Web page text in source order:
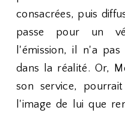
consacrées, puis
passe pour un
l'émission, il n'a
dans la réalité. Or,
son service,
l'image de lui que